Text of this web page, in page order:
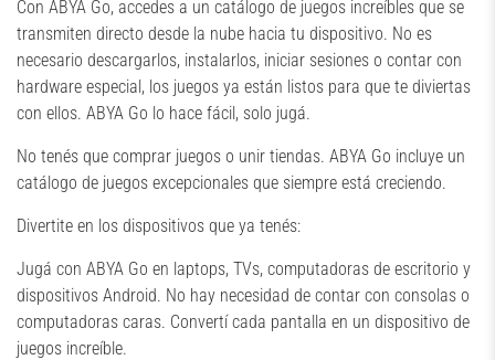
Con ABYA Go, accedes a un catálogo de juegos increíbles que se
transmiten directo desde la nube hacia tu dispositivo. No es
necesario descargarlos, instalarlos, iniciar sesiones o contar con
hardware especial, los juegos ya están listos para que te diviertas
con ellos. ABYA Go lo hace fácil, solo jugá.
No tenés que comprar juegos o unir tiendas. ABYA Go incluye un
catálogo de juegos excepcionales que siempre está creciendo.
Divertite en los dispositivos que ya tenés:
Jugá con ABYA Go en laptops, TVs, computadoras de escritorio y
dispositivos Android. No hay necesidad de contar con consolas o
computadoras caras. Convertí cada pantalla en un dispositivo de
juegos increíble.